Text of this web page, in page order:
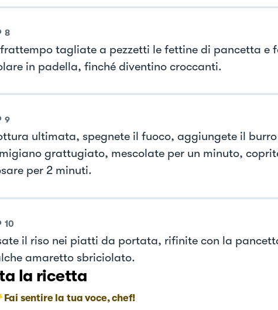
8
tagliate a pezzetti le fettine di pancetta e
in padella, finché diventino croccanti.
9
ultimata, spegnete il fuoco, aggiungete il
grattugiato, mescolate per un minuto,
per 2 minuti.
10
il riso nei piatti da portata, rifinite con la
amaretto sbriciolato.
la ricetta
Fai sentire la tua voce, chef!